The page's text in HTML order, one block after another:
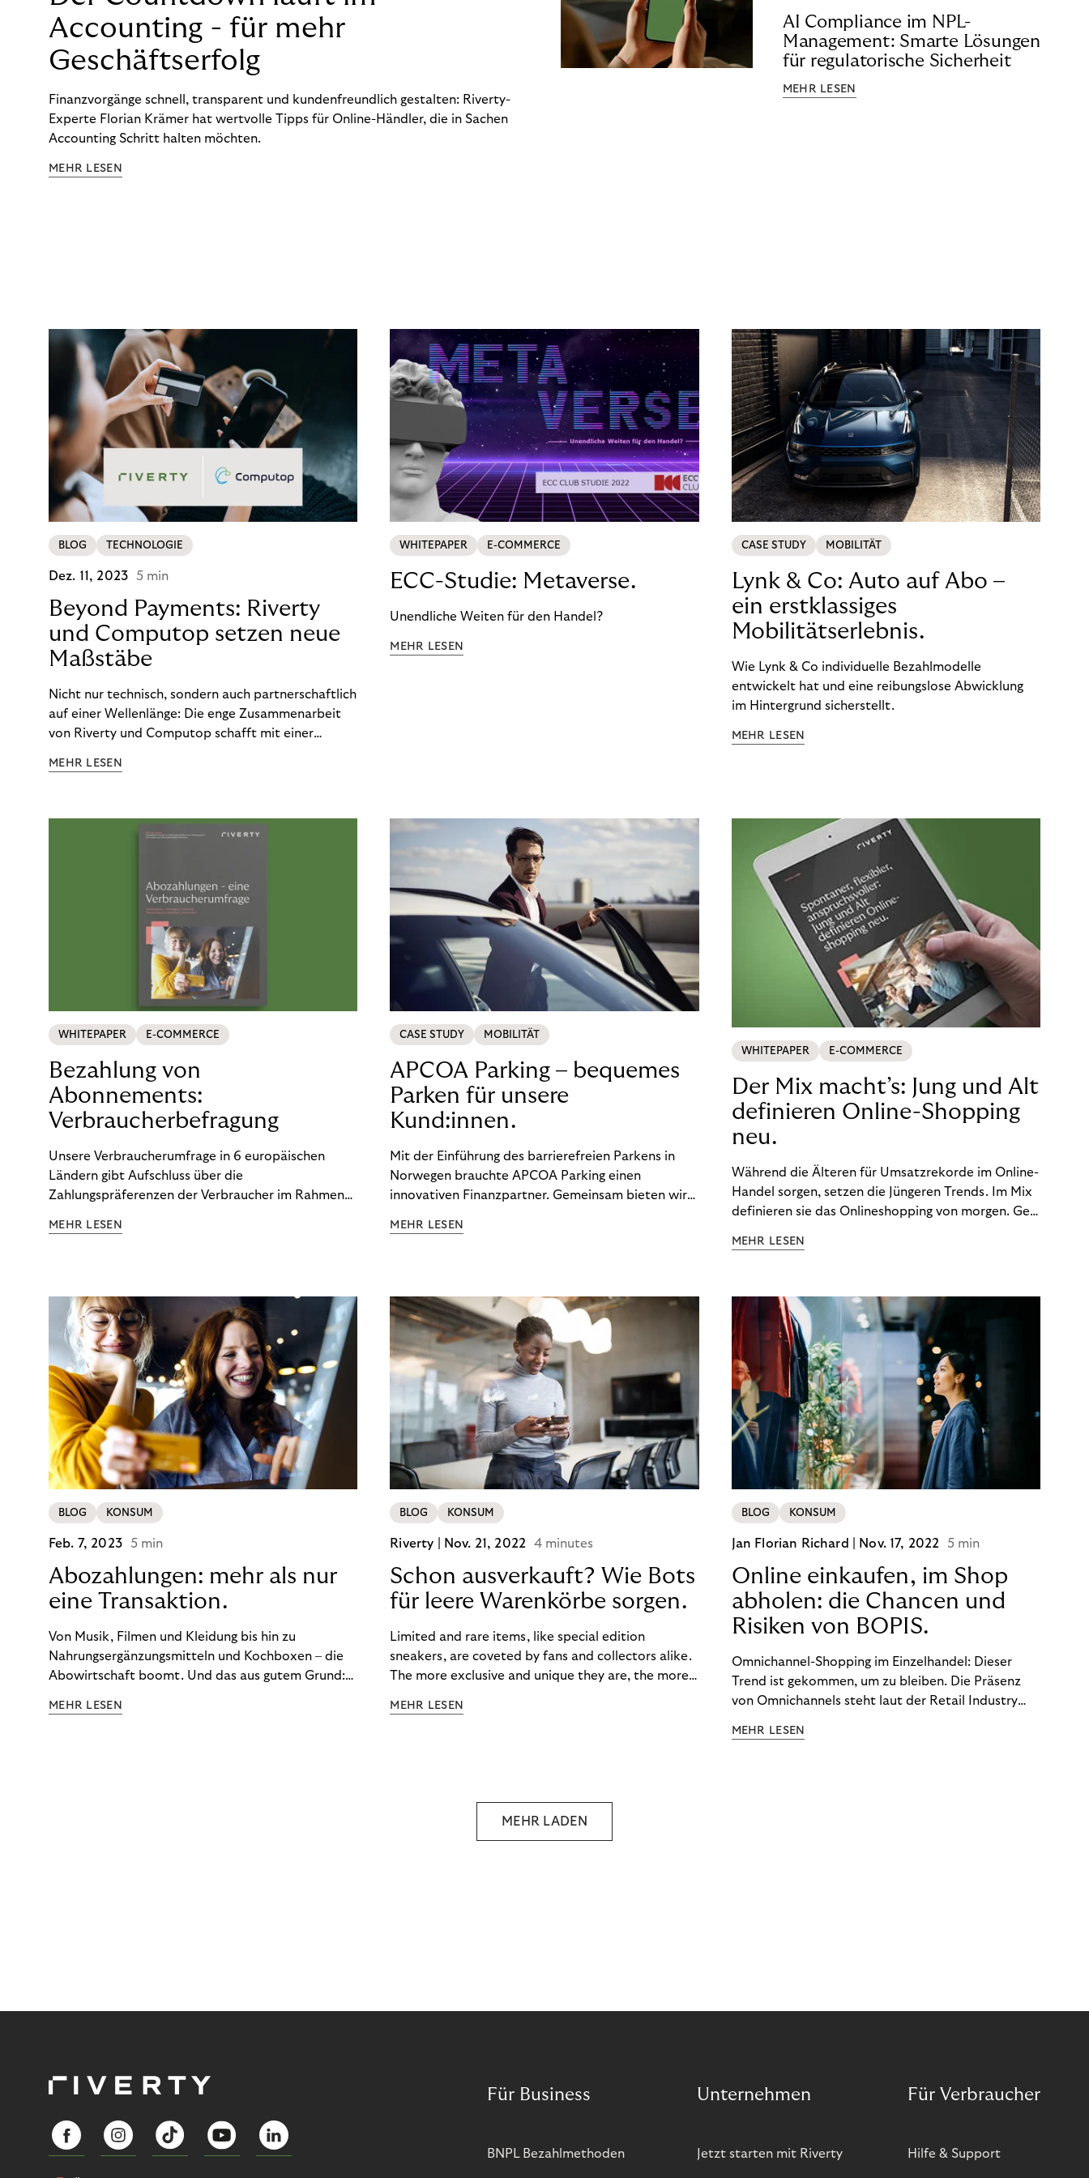
Accounting - für mehr
Geschäftserfolg
Finanzvorgänge schnell, transparent und kundenfreundlich gestalten: Riverty-
Experte Florian Krämer hat wertvolle Tipps für Online-Händler, die in Sachen
Accounting Schritt halten möchten.
MEHR LESEN
AI Compliance im NPL-
Management: Smarte Lösungen
für regulatorische Sicherheit
MEHR LESEN
BLOG TECHNOLOGIE
Dez. 11, 2023 5 min
Beyond Payments: Riverty
und Computop setzen neue
Maßstäbe
Nicht nur technisch, sondern auch partnerschaftlich
auf einer Wellenlänge: Die enge Zusammenarbeit
von Riverty und Computop schafft mit einer
Zahlungsabwicklung echte Mehrwerte für Händler.
MEHR LESEN
WHITEPAPER E-COMMERCE
ECC-Studie: Metaverse.
Unendliche Weiten für den Handel?
MEHR LESEN
CASE STUDY MOBILITÄT
Lynk & Co: Auto auf Abo –
ein erstklassiges
Mobilitätserlebnis.
Wie Lynk & Co individuelle Bezahlmodelle
entwickelt hat und eine reibungslose Abwicklung
im Hintergrund sicherstellt.
MEHR LESEN
WHITEPAPER E-COMMERCE
Bezahlung von
Abonnements:
Verbraucherbefragung
Unsere Verbraucherumfrage in 6 europäischen
Ländern gibt Aufschluss über die
Zahlungspräferenzen der Verbraucher im Rahmen
Ergebnisse, um zu erfahren, wie Sie
MEHR LESEN
CASE STUDY MOBILITÄT
APCOA Parking – bequemes
Parken für unsere
Kund:innen.
Mit der Einführung des barrierefreien Parkens in
Norwegen brauchte APCOA Parking einen
innovativen Finanzpartner. Gemeinsam bieten wir
Erlebnis.
MEHR LESEN
WHITEPAPER E-COMMERCE
Der Mix macht’s: Jung und Alt
definieren Online-Shopping
neu.
Während die Älteren für Umsatzrekorde im Online-
Handel sorgen, setzen die Jüngeren Trends. Im Mix
definieren sie das Onlineshopping von morgen. Gen
gemeinsame Leidenschaft - allerdings
angeschaut.
MEHR LESEN
BLOG KONSUM
Feb. 7, 2023 5 min
Abozahlungen: mehr als nur
eine Transaktion.
Von Musik, Filmen und Kleidung bis hin zu
Nahrungsergänzungsmitteln und Kochboxen – die
Abowirtschaft boomt. Und das aus gutem Grund:
wünschen. Sie ermöglichen es uns, Produkte und
MEHR LESEN
BLOG KONSUM
Riverty | Nov. 21, 2022 4 minutes
Schon ausverkauft? Wie Bots
für leere Warenkörbe sorgen.
Limited and rare items, like special edition
sneakers, are coveted by fans and collectors alike.
The more exclusive and unique they are, the more
industry uses artificial scarcity, also known as a
MEHR LESEN
BLOG KONSUM
Jan Florian Richard | Nov. 17, 2022 5 min
Online einkaufen, im Shop
abholen: die Chancen und
Risiken von BOPIS.
Omnichannel-Shopping im Einzelhandel: Dieser
Trend ist gekommen, um zu bleiben. Die Präsenz
von Omnichannels steht laut der Retail Industry
nicht mehr verzichtet werden kann. Ein fester
MEHR LESEN
MEHR LADEN
Für Business
BNPL Bezahlmethoden
Unternehmen
Jetzt starten mit Riverty
Für Verbraucher
Hilfe & Support